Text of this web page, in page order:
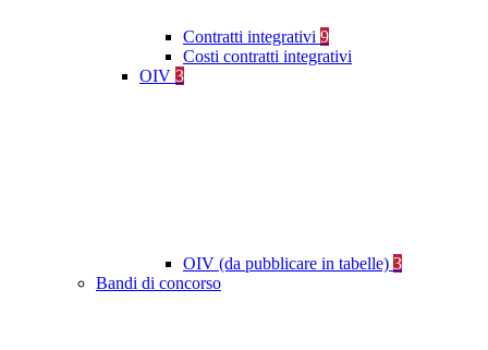
Contratti integrativi 9
Costi contratti integrativi
OIV 3
OIV (da pubblicare in tabelle) 3
Bandi di concorso